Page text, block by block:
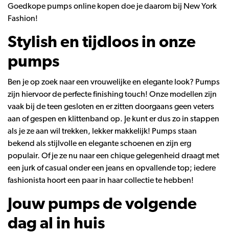
Goedkope pumps online kopen doe je daarom bij New York
Fashion!
Stylish en tijdloos in onze
pumps
Ben je op zoek naar een vrouwelijke en elegante look? Pumps
zijn hiervoor de perfecte finishing touch! Onze modellen zijn
vaak bij de teen gesloten en er zitten doorgaans geen veters
aan of gespen en klittenband op. Je kunt er dus zo in stappen
als je ze aan wil trekken, lekker makkelijk! Pumps staan
bekend als stijlvolle en elegante schoenen en zijn erg
populair. Of je ze nu naar een chique gelegenheid draagt met
een jurkof casual onder een jeans en opvallendetop; iedere
fashionista hoort een paar in haar collectie te hebben!
Jouw pumps de volgende
dag al in huis